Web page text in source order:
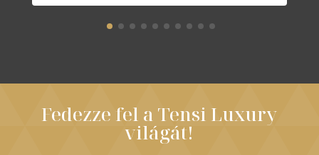
Fedezze fel a Tensi Luxury
világát!